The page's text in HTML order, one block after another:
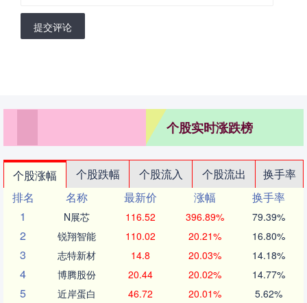
提交评论
个股实时涨跌榜
个股涨幅 个股跌幅 个股流入 个股流出
换手率
排名
名称 最新价 涨幅
换手率
1
N展芯 116.52 396.89% 79.39%
2 锐翔智能 110.02 20.21% 16.80%
3 志特新材 14.8 20.03% 14.18%
4 博腾股份 20.44 20.02% 14.77%
5 近岸蛋白 46.72 20.01% 5.62%